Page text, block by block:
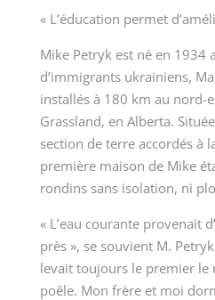
« L’éducation permet
Mike Petryk est né en 1934
d’immigrants ukrainiens,
installés à 180 km au nord-
Grassland, en Alberta.
section de terre accordés à
première maison de Mike
rondins sans isolation, ni
« L’eau courante provenait
près », se souvient M.
levait toujours le premier
poêle. Mon frère et moi